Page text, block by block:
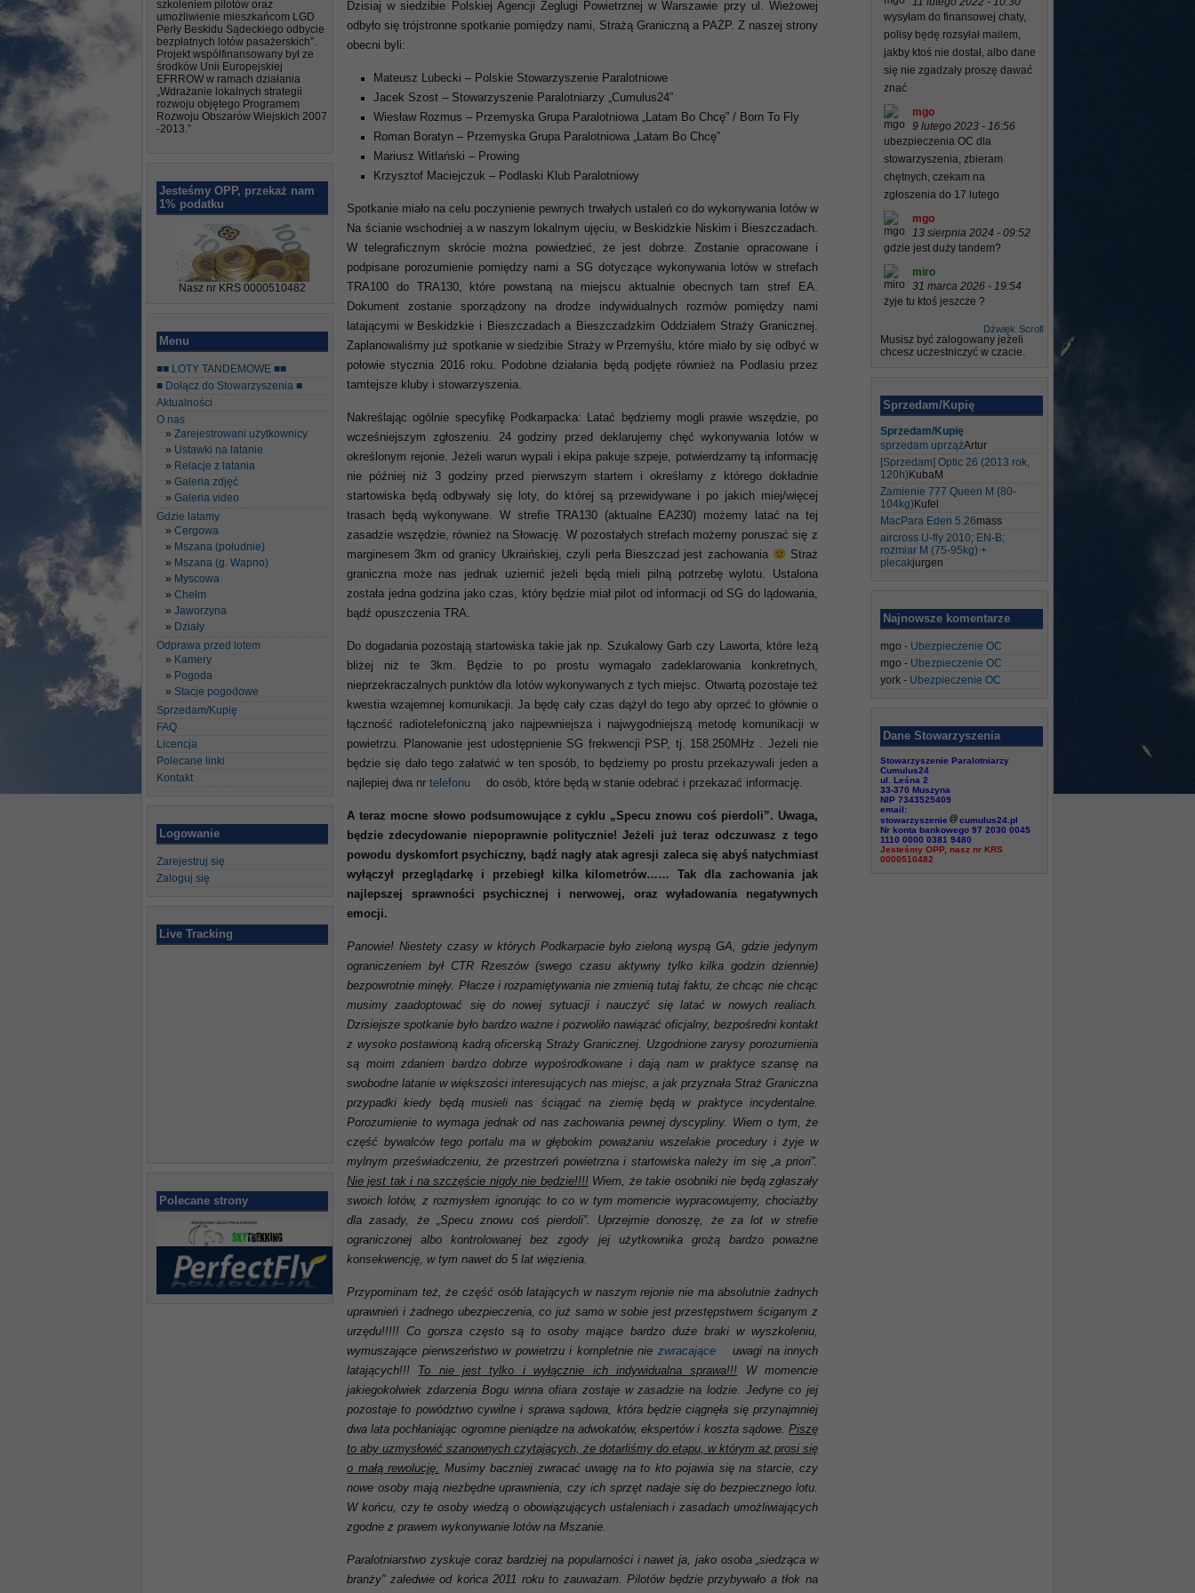
szkoleniem pilotów oraz
umożliwienie mieszkańcom LGD
Perły Beskidu Sądeckiego odbycie
bezpłatnych lotów pasażerskich”.
Projekt współfinansowany był ze
środków Unii Europejskiej
EFRROW w ramach działania
„Wdrażanie lokalnych strategii
rozwoju objętego Programem
Rozwoju Obszarów Wiejskich 2007
-2013.”
Jesteśmy OPP, przekaż nam
1% podatku
Nasz nr KRS 0000510482
Menu
■■ LOTY TANDEMOWE ■■
■ Dołącz do Stowarzyszenia ■
Aktualności
O nas
Zarejestrowani użytkownicy
Ustawki na latanie
Relacje z latania
Galeria zdjęć
Galeria video
Gdzie latamy
Cergowa
Mszana (południe)
Mszana (g. Wapno)
Myscowa
Chełm
Jaworzyna
Działy
Odprawa przed lotem
Kamery
Pogoda
Stacje pogodowe
Sprzedam/Kupię
FAQ
Licencja
Polecane linki
Kontakt
Logowanie
Zarejestruj się
Zaloguj się
Live Tracking
Polecane strony
Dzisiaj w siedzibie Polskiej Agencji Żeglugi Powietrznej w Warszawie przy ul. Wieżowej
odbyło się trójstronne spotkanie pomiędzy nami, Strażą Graniczną a PAŻP. Z naszej strony
obecni byli:
Mateusz Lubecki – Polskie Stowarzyszenie Paralotniowe
Jacek Szost – Stowarzyszenie Paralotniarzy „Cumulus24”
Wiesław Rozmus – Przemyska Grupa Paralotniowa „Latam Bo Chcę” / Born To Fly
Roman Boratyn – Przemyska Grupa Paralotniowa „Latam Bo Chcę”
Mariusz Witlański – Prowing
Krzysztof Maciejczuk – Podlaski Klub Paralotniowy
Spotkanie miało na celu poczynienie pewnych trwałych ustaleń co do wykonywania lotów w
Na ścianie wschodniej a w naszym lokalnym ujęciu, w Beskidzkie Niskim i Bieszczadach.
W telegraficznym skrócie można powiedzieć, że jest dobrze. Zostanie opracowane i
podpisane porozumienie pomiędzy nami a SG dotyczące wykonywania lotów w strefach
TRA100 do TRA130, które powstaną na miejscu aktualnie obecnych tam stref EA.
Dokument zostanie sporządzony na drodze indywidualnych rozmów pomiędzy nami
latającymi w Beskidzkie i Bieszczadach a Bieszczadzkim Oddziałem Straży Granicznej.
Zaplanowaliśmy już spotkanie w siedzibie Straży w Przemyślu, które miało by się odbyć w
połowie stycznia 2016 roku. Podobne działania będą podjęte również na Podlasiu przez
tamtejsze kluby i stowarzyszenia.
Nakreślając ogólnie specyfikę Podkarpacka: Latać będziemy mogli prawie wszędzie, po
wcześniejszym zgłoszeniu. 24 godziny przed deklarujemy chęć wykonywania lotów w
określonym rejonie. Jeżeli warun wypali i ekipa pakuje szpeje, potwierdzamy tą informację
nie później niż 3 godziny przed pierwszym startem i określamy z którego dokładnie
startowiska będą odbywały się loty, do której są przewidywane i po jakich miej/więcej
trasach będą wykonywane. W strefie TRA130 (aktualne EA230) możemy latać na tej
zasadzie wszędzie, również na Słowację. W pozostałych strefach możemy poruszać się z
marginesem 3km od granicy Ukraińskiej, czyli perła Bieszczad jest zachowania
Straż
graniczna może nas jednak uziemić jeżeli będą mieli pilną potrzebę wylotu. Ustalona
została jedna godzina jako czas, który będzie miał pilot od informacji od SG do lądowania,
bądź opuszczenia TRA.
Do dogadania pozostają startowiska takie jak np. Szukalowy Garb czy Laworta, które leżą
bliżej niż te 3km. Będzie to po prostu wymagało zadeklarowania konkretnych,
nieprzekraczalnych punktów dla lotów wykonywanych z tych miejsc. Otwartą pozostaje też
kwestia wzajemnej komunikacji. Ja będę cały czas dążył do tego aby oprzeć to głównie o
łączność radiotelefoniczną jako najpewniejsza i najwygodniejszą metodę komunikacji w
powietrzu. Planowanie jest udostępnienie SG frekwencji PSP, tj. 158.250MHz . Jeżeli nie
będzie się dało tego załatwić w ten sposób, to będziemy po prostu przekazywali jeden a
najlepiej dwa nr telefonu do osób, które będą w stanie odebrać i przekazać informację.
A teraz mocne słowo podsumowujące z cyklu „Specu znowu coś pierdoli”. Uwaga,
będzie zdecydowanie niepoprawnie politycznie! Jeżeli już teraz odczuwasz z tego
powodu dyskomfort psychiczny, bądź nagły atak agresji zaleca się abyś natychmiast
wyłączył przeglądarkę i przebiegł kilka kilometrów…… Tak dla zachowania jak
najlepszej sprawności psychicznej i nerwowej, oraz wyładowania negatywnych
emocji.
Panowie! Niestety czasy w których Podkarpacie było zieloną wyspą GA, gdzie jedynym
ograniczeniem był CTR Rzeszów (swego czasu aktywny tylko kilka godzin dziennie)
bezpowrotnie minęły. Płacze i rozpamiętywania nie zmienią tutaj faktu, że chcąc nie chcąc
musimy zaadoptować się do nowej sytuacji i nauczyć się latać w nowych realiach.
Dzisiejsze spotkanie było bardzo ważne i pozwoliło nawiązać oficjalny, bezpośredni kontakt
z wysoko postawioną kadrą oficerską Straży Granicznej. Uzgodnione zarysy porozumienia
są moim zdaniem bardzo dobrze wypośrodkowane i dają nam w praktyce szansę na
swobodne latanie w większości interesujących nas miejsc, a jak przyznała Straż Graniczna
przypadki kiedy będą musieli nas ściągać na ziemię będą w praktyce incydentalne.
Porozumienie to wymaga jednak od nas zachowania pewnej dyscypliny. Wiem o tym, że
część bywalców tego portalu ma w głębokim poważaniu wszelakie procedury i żyje w
mylnym przeświadczeniu, że przestrzeń powietrzna i startowiska należy im się „a priori”.
Nie jest tak i na szczęście nigdy nie będzie!!!! Wiem, że takie osobniki nie będą zgłaszały
swoich lotów, z rozmysłem ignorując to co w tym momencie wypracowujemy, chociażby
dla zasady, że „Specu znowu coś pierdoli”. Uprzejmie donoszę, że za lot w strefie
ograniczonej albo kontrolowanej bez zgody jej użytkownika grożą bardzo poważne
konsekwencję, w tym nawet do 5 lat więzienia.
Przypominam też, że część osób latających w naszym rejonie nie ma absolutnie żadnych
uprawnień i żadnego ubezpieczenia, co już samo w sobie jest przestępstwem ściganym z
urzędu!!!!! Co gorsza często są to osoby mające bardzo duże braki w wyszkoleniu,
wymuszające pierwszeństwo w powietrzu i kompletnie nie zwracające
uwagi na innych
latających!!!
To nie jest tylko i wyłącznie ich indywidualna sprawa!!! W momencie
jakiegokolwiek zdarzenia Bogu winna ofiara zostaje w zasadzie na lodzie. Jedyne co jej
pozostaje to powództwo cywilne i sprawa sądowa, która będzie ciągnęła się przynajmniej
dwa lata pochłaniając ogromne pieniądze na adwokatów, ekspertów i koszta sądowe. Piszę
to aby uzmysłowić szanownych czytających, że dotarliśmy do etapu, w którym aż prosi się
o małą rewolucję. Musimy baczniej zwracać uwagę na to kto pojawia się na starcie, czy
nowe osoby mają niezbędne uprawnienia, czy ich sprzęt nadaje się do bezpiecznego lotu.
W końcu, czy te osoby wiedzą o obowiązujących ustaleniach i zasadach umożliwiających
zgodne z prawem wykonywanie lotów na Mszanie.
Paralotniarstwo zyskuje coraz bardziej na popularności i nawet ja, jako osoba „siedząca w
branży” zaledwie od końca 2011 roku to zauważam. Pilotów będzie przybywało a tłok na
wysyłam do finansowej chaty,
polisy będę rozsyłał mailem,
jakby ktoś nie dostał, albo dane
się nie zgadzały proszę dawać
znać
mgo
9 lutego 2023 - 16:56
ubezpieczenia OC dla
stowarzyszenia, zbieram
chętnych, czekam na
zgłoszenia do 17 lutego
mgo
13 sierpnia 2024 - 09:52
gdzie jest duży tandem?
miro
31 marca 2026 - 19:54
żyje tu ktoś jeszcze ?
Scroll
Dźwięk
Musisz być zalogowany jeżeli
chcesz uczestniczyć w czacie.
Sprzedam/Kupię
Sprzedam/Kupię
sprzedam uprzążArtur
[Sprzedam] Optic 26 (2013 rok,
120h) KubaM
Zamienie 777 Queen M (80-
104kg) Kufel
MacPara Eden 5.26mass
aircross U-fly 2010; EN-B;
rozmiar M (75-95kg) +
plecakjurgen
Najnowsze komentarze
mgo - Ubezpieczenie OC
mgo - Ubezpieczenie OC
york - Ubezpieczenie OC
Dane Stowarzyszenia
Stowarzyszenie Paralotniarzy
Cumulus24
ul. Leśna 2
33-370 Muszyna
NIP 7343525409
email:
stowarzyszenie
cumulus24.pl
Nr konta bankowego 97 2030 0045
1110 0000 0381 9480
Jesteśmy OPP, nasz nr KRS
0000510482